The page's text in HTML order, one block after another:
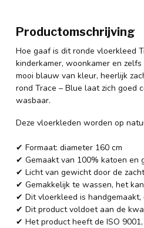
Productomschrijving
Hoe gaaf is dit ronde vloerkleed
kinderkamer, woonkamer en
mooi blauw van kleur, heerlijk
rond Trace – Blue laat zich goed
wasbaar.
Deze vloerkleden worden op
✔ Formaat: diameter 160 cm
✔ Gemaakt van 100% katoen en
✔ Licht van gewicht door de
✔ Gemakkelijk te wassen, het
✔ Dit vloerkleed is
✔ Dit product voldoet aan de
✔ Het product heeft de ISO